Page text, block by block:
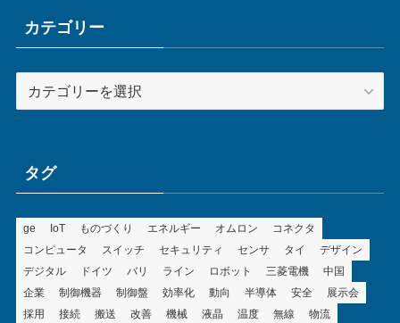
ブカテゴリー
テ
ータグ
ge IoT ものづくり エネルギー オムロン
コネクタ
コンピュータ
スイッチ セキュリティ センサ タイ
デザイン
デジタル
ドイツ バリ ライン ロボット 三菱電機
中国
企業
制御機器 制御盤 効率化 動向 半導体 安全
展示会
採用
接続 搬送 改善 機械 液晶 温度 無線 物流